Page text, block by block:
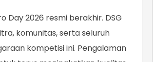
Day 2026 resmi berakhir. DSG
komunitas, serta seluruh
kompetisi ini. Pengalaman